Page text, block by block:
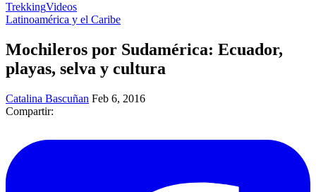
TrekkingVideos
Latinoamérica y el Caribe
Mochileros por Sudamérica: Ecuador,
playas, selva y cultura
Catalina Bascuñan Feb 6, 2016
Compartir: